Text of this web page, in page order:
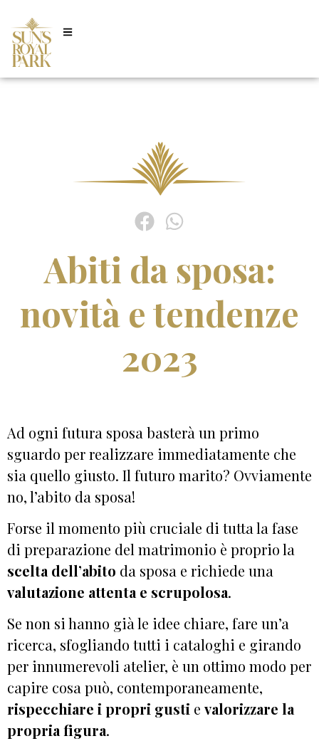
Abiti da sposa:
novità e tendenze
2023
Ad ogni futura sposa basterà un primo
sguardo per realizzare immediatamente che
sia quello giusto. Il futuro marito? Ovviamente
no, l’abito da sposa!
Forse il momento più cruciale di tutta la fase
di preparazione del matrimonio è proprio la
scelta dell’abito da sposa e richiede una
valutazione attenta e scrupolosa.
Se non si hanno già le idee chiare, fare un’a
ricerca, sfogliando tutti i cataloghi e girando
per innumerevoli atelier, è un ottimo modo per
capire cosa può, contemporaneamente,
rispecchiare i propri gusti e valorizzare la
propria figura.